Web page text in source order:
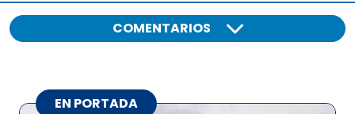
COMENTARIOS
EN PORTADA